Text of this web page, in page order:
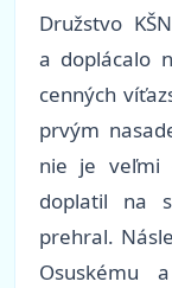
Družstvo
a doplácalo
cenných
prvým
nie je veľmi
doplatil na
prehral.
Osuskému